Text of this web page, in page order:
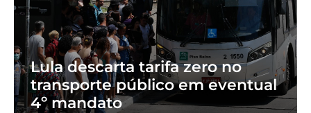
Lula descarta tarifa zero no
transporte público em eventual
4º mandato